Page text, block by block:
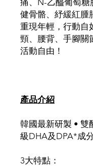
痛、N-乙醯葡萄糖
健骨骼、紓緩紅腫
重現年輕，行動自
頸、腰背、手腳關
活動自由！
產品介紹
韓國最新研製 • 雙
級DHA及DPA*成
3大特點：